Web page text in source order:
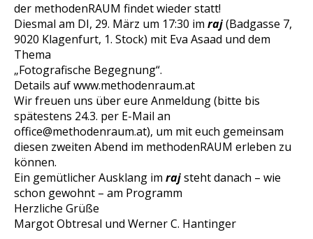
der methodenRAUM findet wieder statt!
Diesmal am DI, 29. März um 17:30 im raj(Badgasse 7,
9020 Klagenfurt, 1. Stock) mit Eva Asaad und dem
Thema
„Fotografische Begegnung“.
Details auf www.methodenraum.at
Wir freuen uns über eure Anmeldung (bitte bis
spätestens 24.3. per E-Mail an
office@methodenraum.at), um mit euch gemeinsam
diesen zweiten Abend im methodenRAUM erleben zu
können.
Ein gemütlicher Ausklang im rajsteht danach – wie
schon gewohnt – am Programm
Herzliche Grüße
Margot Obtresal und Werner C. Hantinger